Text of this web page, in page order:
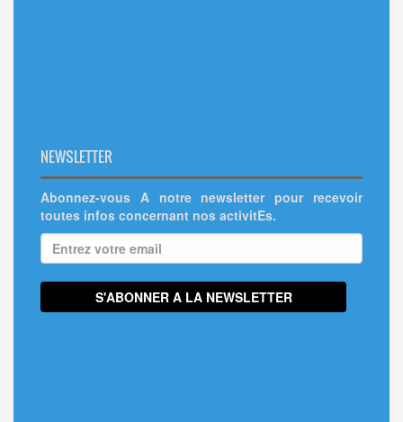
NEWSLETTER
Abonnez-vous A notre newsletter pour recevoir
toutes infos concernant nos activitEs.